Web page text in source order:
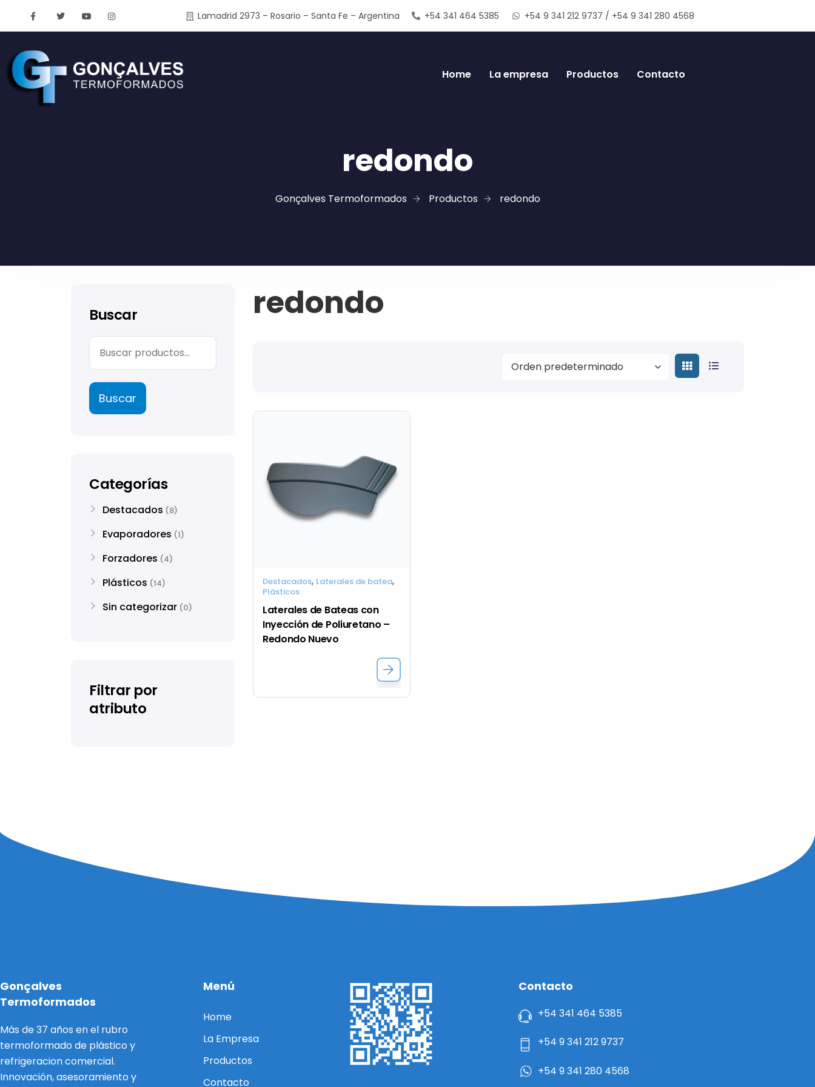
Lamadrid 2973 – Rosario – Santa Fe – Argentina +54 341 464 5385 +54 9 341 212 9737 / +54 9 341 280 4568
Home La empresa Productos Contacto
redondo
Gonçalves Termoformados Productos redondo
redondo
Destacados, Laterales de batea,
Plásticos
Laterales de Bateas con
Inyección de Poliuretano –
Redondo Nuevo
Buscar
Buscar
Categorías
Destacados 8
Evaporadores 1
Forzadores 4
Plásticos 14
Sin categorizar 0
Filtrar por
atributo
Gonçalves
Termoformados
Más de 37 años en el rubro
termoformado de plástico y
refrigeracion comercial.
Innovación, asesoramiento y
Menú
Home
La Empresa
Productos
Contacto
Contacto
+54 341 464 5385
+54 9 341 212 9737
+54 9 341 280 4568